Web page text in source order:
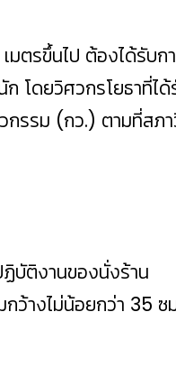
มตรขึ้นไป ต้องได้รับก
ก โดยวิศวกรโยธาที่ไ
กรรม (กว.) ตามที่สภ
บัติงานของนั่งร้าน
ว้างไม่น้อยกว่า 35 ซ